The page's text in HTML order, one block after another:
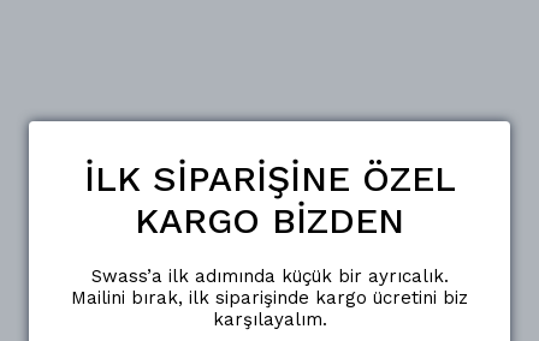
İLK SİPARİŞİNE ÖZEL
KARGO BİZDEN
Swass’a ilk adımında küçük bir ayrıcalık.
Mailini bırak, ilk siparişinde kargo ücretini biz
karşılayalım.